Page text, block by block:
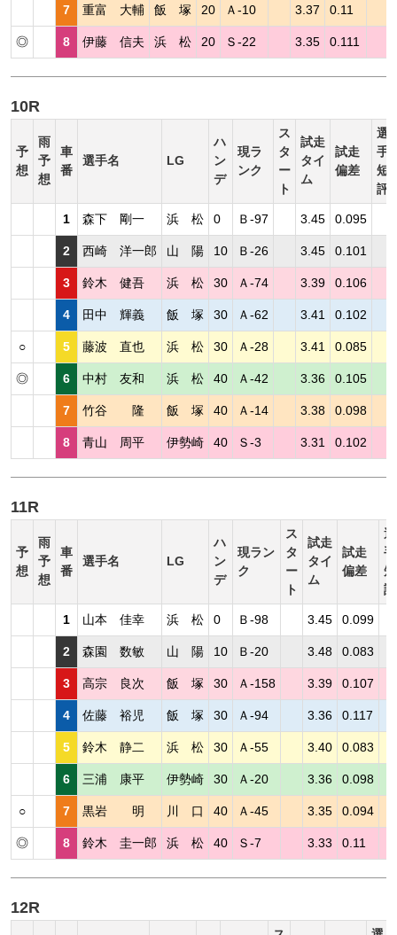
7 重富 大輔 飯 塚 20 Ａ-10 3.37 0.11
◎ 8 伊藤 信夫 浜 松 20 Ｓ-22 3.35 0.111
10R
予
想
雨
予
想
車
番
選手名 LG
ハ
ン
デ
現ラ
ンク
ス
タ
ー
ト
試走
タイ
ム
試走
偏差
選
手
短
評
1 森下 剛一 浜 松 0 Ｂ-97 3.45 0.095
2 西崎 洋一郎 山 陽 10 Ｂ-26 3.45 0.101
3 鈴木 健吾 浜 松 30 Ａ-74 3.39 0.106
4 田中 輝義 飯 塚 30 Ａ-62 3.41 0.102
○ 5 藤波 直也 浜 松 30 Ａ-28 3.41 0.085
◎ 6 中村 友和 浜 松 40 Ａ-42 3.36 0.105
7 竹谷 隆 飯 塚 40 Ａ-14 3.38 0.098
8 青山 周平 伊勢崎 40 Ｓ-3 3.31 0.102
11R
予
想
雨
予
想
車
番
選手名 LG
ハ
ン
デ
現ラン
ク
ス
タ
ー
ト
試走
タイ
ム
試走
偏差
選
手
短
評
1 山本 佳幸 浜 松 0 Ｂ-98 3.45 0.099
2 森園 数敏 山 陽 10 Ｂ-20 3.48 0.083
3 高宗 良次 飯 塚 30 Ａ-158 3.39 0.107
4 佐藤 裕児 飯 塚 30 Ａ-94 3.36 0.117
5 鈴木 静二 浜 松 30 Ａ-55 3.40 0.083
6 三浦 康平 伊勢崎 30 Ａ-20 3.36 0.098
○ 7 黒岩 明 川 口 40 Ａ-45 3.35 0.094
◎ 8 鈴木 圭一郎 浜 松 40 Ｓ-7 3.33 0.11
12R